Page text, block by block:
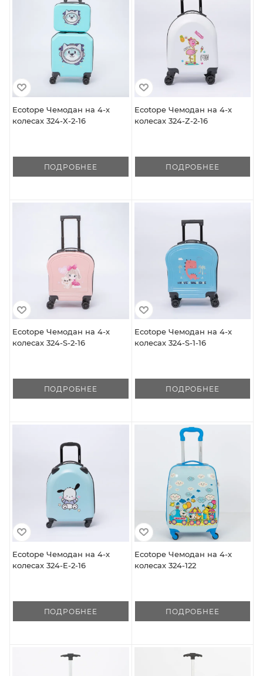
Ecotope Чемодан на 4-х
колесах 324-X-2-16
ПОДРОБНЕЕ
Ecotope Чемодан на 4-х
колесах 324-Z-2-16
ПОДРОБНЕЕ
Ecotope Чемодан на 4-х
колесах 324-S-2-16
ПОДРОБНЕЕ
Ecotope Чемодан на 4-х
колесах 324-S-1-16
ПОДРОБНЕЕ
Ecotope Чемодан на 4-х
колесах 324-E-2-16
ПОДРОБНЕЕ
Ecotope Чемодан на 4-х
колесах 324-122
ПОДРОБНЕЕ